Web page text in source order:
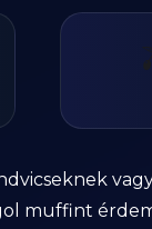
muffint